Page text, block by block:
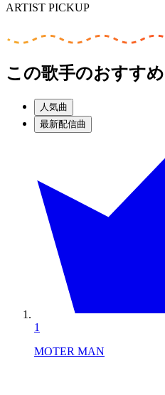
ARTIST PICKUP
この歌手のおすすめ
人気曲
最新配信曲
1
MOTER MAN